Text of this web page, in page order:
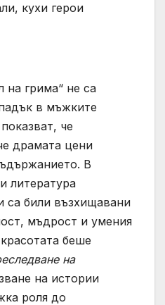
кухи герои
на грима“ не са
в мъжките
че
драмата цени
В
литература
са били възхищавани
мъдрост и умения
беше
на
на истории
роля до